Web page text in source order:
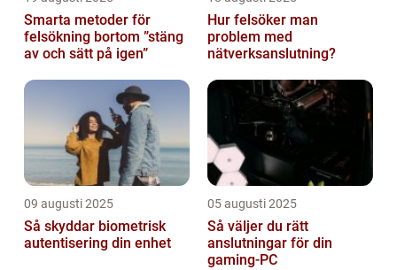
Smarta metoder för
felsökning bortom ”stäng
av och sätt på igen”
Hur felsöker man
problem med
nätverksanslutning?
09 augusti 2025
Så skyddar biometrisk
autentisering din enhet
05 augusti 2025
Så väljer du rätt
anslutningar för din
gaming-PC